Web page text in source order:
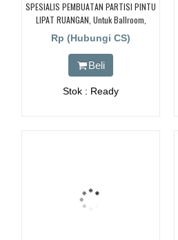
SPESIALIS PEMBUATAN PARTISI PINTU
LIPAT RUANGAN, Untuk Ballroom,
HOTEL, KANTOR UNTUK HOTEL |
UNTUK RUANG KELAS KAMPUS | KELAS
SEKOLAH Di BANDUNG, JAKARTA,
BEKASI, TANGERANG
Rp (Hubungi CS)
Beli
Stok : Ready